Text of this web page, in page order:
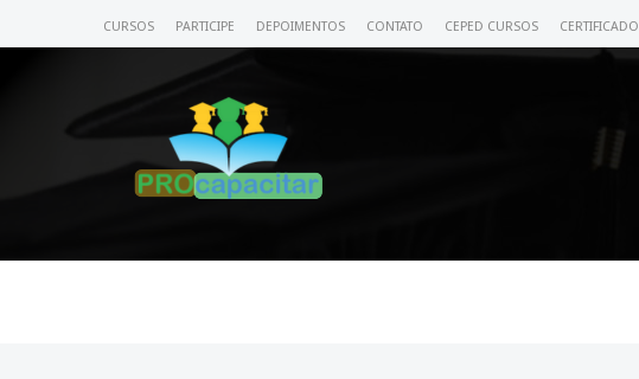
CURSOS PARTICIPE DEPOIMENTOS CONTATO CEPED CURSOS CERTIFICADO